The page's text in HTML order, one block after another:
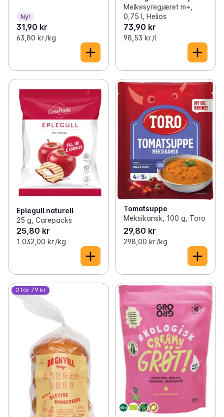
Ny!
31,90 kr
63,80 kr /kg
Melkesyregjæret m+,
0,75 l, Helios
73,90 kr
98,53 kr /l
Eplegull naturell
25 g, Carepacks
25,80 kr
1 032,00 kr /kg
Tomatsuppe
Meksikansk, 100 g, Toro
29,80 kr
298,00 kr /kg
2 for 79 kr